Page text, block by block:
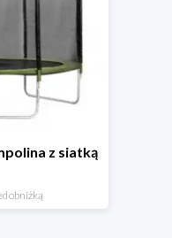
z siatką
obniżką